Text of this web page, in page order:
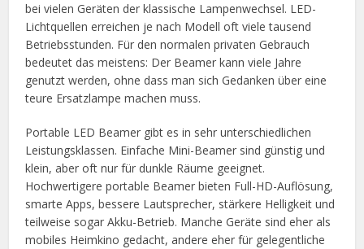
bei vielen Geräten der klassische Lampenwechsel. LED-
Lichtquellen erreichen je nach Modell oft viele tausend
Betriebsstunden. Für den normalen privaten Gebrauch
bedeutet das meistens: Der Beamer kann viele Jahre
genutzt werden, ohne dass man sich Gedanken über eine
teure Ersatzlampe machen muss.
Portable LED Beamer gibt es in sehr unterschiedlichen
Leistungsklassen. Einfache Mini-Beamer sind günstig und
klein, aber oft nur für dunkle Räume geeignet.
Hochwertigere portable Beamer bieten Full-HD-Auflösung,
smarte Apps, bessere Lautsprecher, stärkere Helligkeit und
teilweise sogar Akku-Betrieb. Manche Geräte sind eher als
mobiles Heimkino gedacht, andere eher für gelegentliche